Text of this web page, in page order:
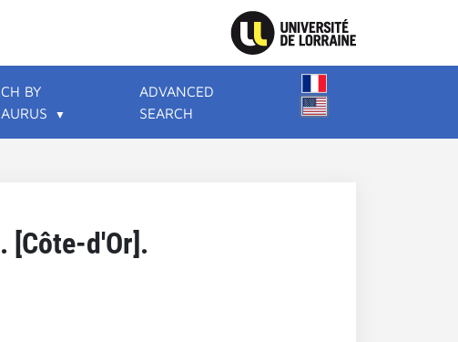
BY
ADVANCED
SEARCH
[Côte-d'Or].